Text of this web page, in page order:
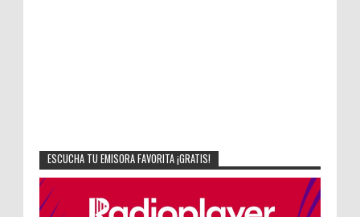
ESCUCHA TU EMISORA FAVORITA ¡GRATIS!